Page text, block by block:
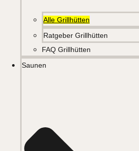
Alle Grillhütten
Ratgeber Grillhütten
FAQ Grillhütten
Saunen